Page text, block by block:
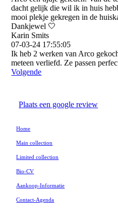
dacht gelijk die wil ik in huis
mooi plekje gekregen in de
Dankjewel 🤍
Karin Smits
07-03-24 17:55:05
Ik heb 2 werken van Arco
meteen verliefd. Ze passen
Volgende
Plaats een google review
Home
Main collection
Limited collection
Bio-CV
Aankoop-Informatie
Contact-Agenda